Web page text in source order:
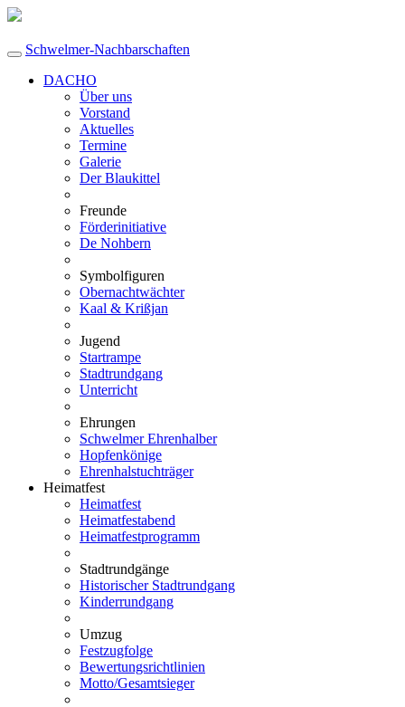
Schwelmer-Nachbarschaften
DACHO
Über uns
Vorstand
Aktuelles
Termine
Galerie
Der Blaukittel
Freunde
Förderinitiative
De Nohbern
Symbolfiguren
Obernachtwächter
Kaal & Krißjan
Jugend
Startrampe
Stadtrundgang
Unterricht
Ehrungen
Schwelmer Ehrenhalber
Hopfenkönige
Ehrenhalstuchträger
Heimatfest
Heimatfest
Heimatfestabend
Heimatfestprogramm
Stadtrundgänge
Historischer Stadtrundgang
Kinderrundgang
Umzug
Festzugfolge
Bewertungsrichtlinien
Motto/Gesamtsieger